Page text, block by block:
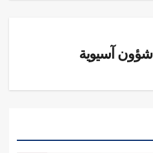
شؤون آسيوية